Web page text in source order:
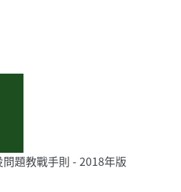
題教戰手則 - 2018年版